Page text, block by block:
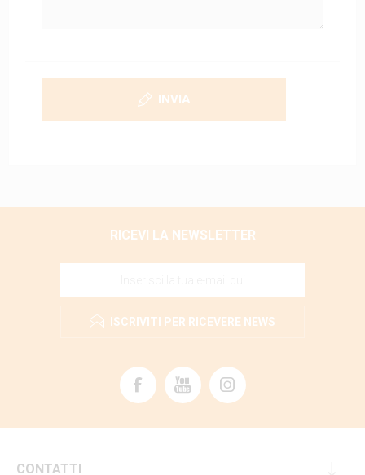
INVIA
RICEVI LA NEWSLETTER
ISCRIVITI PER RICEVERE NEWS
CONTATTI